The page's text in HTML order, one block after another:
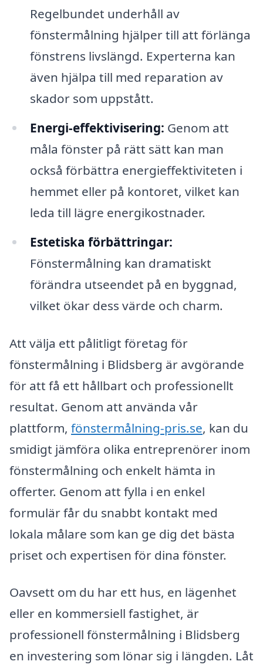
Regelbundet underhåll av
fönstermålning hjälper till att förlänga
fönstrens livslängd. Experterna kan
även hjälpa till med reparation av
skador som uppstått.
Energi-effektivisering: Genom att
måla fönster på rätt sätt kan man
också förbättra energieffektiviteten i
hemmet eller på kontoret, vilket kan
leda till lägre energikostnader.
Estetiska förbättringar:
Fönstermålning kan dramatiskt
förändra utseendet på en byggnad,
vilket ökar dess värde och charm.
Att välja ett pålitligt företag för
fönstermålning i Blidsberg är avgörande
för att få ett hållbart och professionellt
resultat. Genom att använda vår
plattform, fönstermålning-pris.se, kan du
smidigt jämföra olika entreprenörer inom
fönstermålning och enkelt hämta in
offerter. Genom att fylla i en enkel
formulär får du snabbt kontakt med
lokala målare som kan ge dig det bästa
priset och expertisen för dina fönster.
Oavsett om du har ett hus, en lägenhet
eller en kommersiell fastighet, är
professionell fönstermålning i Blidsberg
en investering som lönar sig i längden. Låt